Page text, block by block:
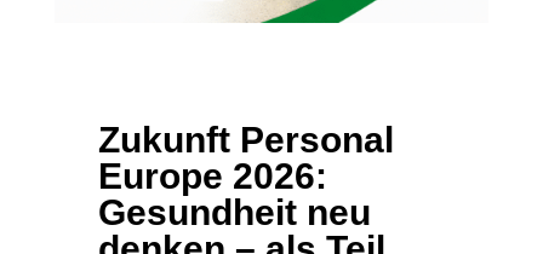
Zukunft Personal
Europe 2026:
Gesundheit neu